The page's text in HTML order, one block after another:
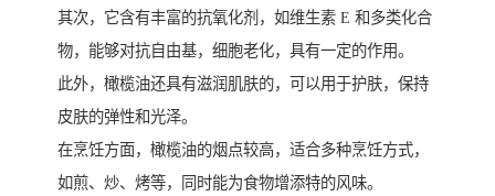
其次，它含有丰富的抗氧化剂，如维生素 E 和多类化合
物，能够对抗自由基，细胞老化，具有一定的作用。
此外，橄榄油还具有滋润肌肤的，可以用于护肤，保持
皮肤的弹性和光泽。
在烹饪方面，橄榄油的烟点较高，适合多种烹饪方式，
如煎、炒、烤等，同时能为食物增添特的风味。